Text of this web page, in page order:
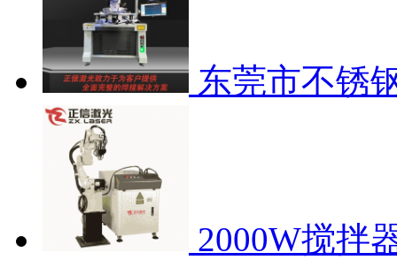
东莞市不锈
2000W搅拌